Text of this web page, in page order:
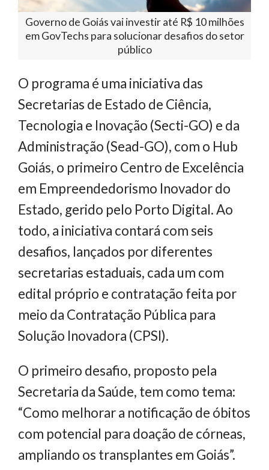
Governo de Goiás vai investir até R$ 10 milhões
em GovTechs para solucionar desafios do setor
público
O programa é uma iniciativa das
Secretarias de Estado de Ciência,
Tecnologia e Inovação (Secti-GO) e da
Administração (Sead-GO), com o Hub
Goiás, o primeiro Centro de Excelência
em Empreendedorismo Inovador do
Estado, gerido pelo Porto Digital. Ao
todo, a iniciativa contará com seis
desafios, lançados por diferentes
secretarias estaduais, cada um com
edital próprio e contratação feita por
meio da Contratação Pública para
Solução Inovadora (CPSI).
O primeiro desafio, proposto pela
Secretaria da Saúde, tem como tema:
“Como melhorar a notificação de óbitos
com potencial para doação de córneas,
ampliando os transplantes em Goiás”.